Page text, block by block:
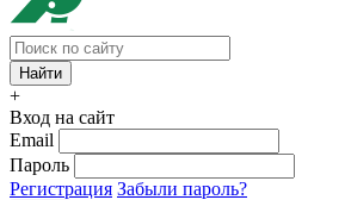
+
Вход на сайт
Email
Пароль
Регистрация Забыли пароль?